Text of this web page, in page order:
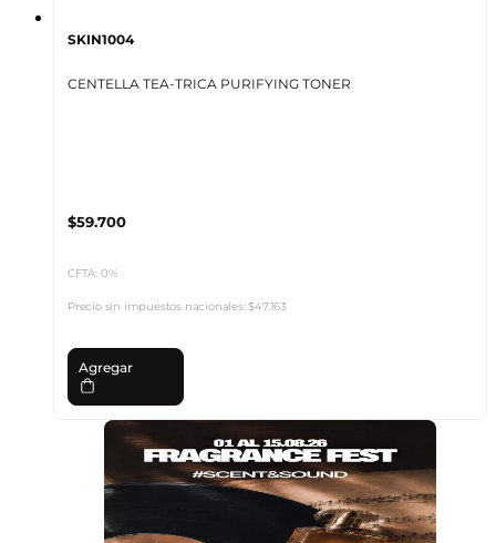
SKIN1004
CENTELLA TEA-TRICA PURIFYING TONER
$59.700
CFTA: 0%
Precio sin impuestos nacionales:$47.163
Agregar